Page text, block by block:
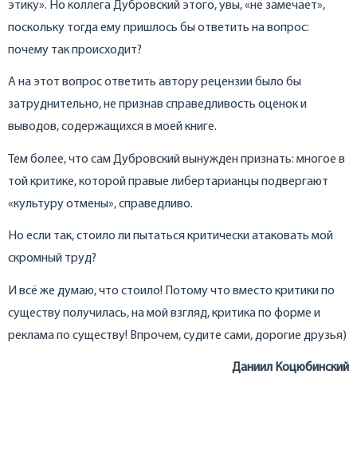
этику». Но коллега Дубровский этого, увы, «не замечает»,
поскольку тогда ему пришлось бы ответить на вопрос:
почему так происходит?
А на этот вопрос ответить автору рецензии было бы
затруднительно, не признав справедливость оценок и
выводов, содержащихся в моей книге.
Тем более, что сам Дубровский вынужден признать: многое в
той критике, которой правые либертарианцы подвергают
«культуру отмены», справедливо.
Но если так, стоило ли пытаться критически атаковать мой
скромный труд?
И всё же думаю, что стоило! Потому что вместо критики по
существу получилась, на мой взгляд, критика по форме и
реклама по существу! Впрочем, судите сами, дорогие друзья)
Даниил Коцюбинский